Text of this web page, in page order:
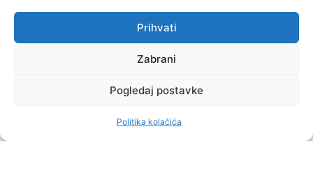
Prihvati
Zabrani
Pogledaj postavke
Politika kolačića
biblijski koncept muževnosti,
koji pokušavamo osvijetliti iz
više aspekata, prigodnih
rubrika i poticajnih inicijativa.